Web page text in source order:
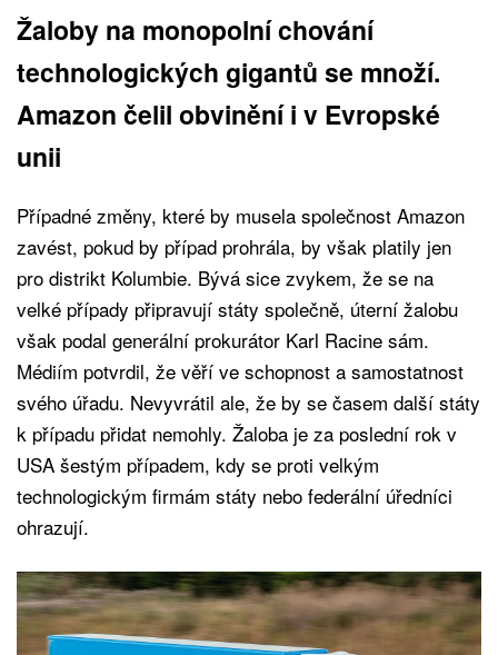
Žaloby na monopolní chování
technologických gigantů se množí.
Amazon čelil obvinění i v Evropské
unii
Případné změny, které by musela společnost Amazon
zavést, pokud by případ prohrála, by však platily jen
pro distrikt Kolumbie. Bývá sice zvykem, že se na
velké případy připravují státy společně, úterní žalobu
však podal generální prokurátor Karl Racine sám.
Médiím potvrdil, že věří ve schopnost a samostatnost
svého úřadu. Nevyvrátil ale, že by se časem další státy
k případu přidat nemohly. Žaloba je za poslední rok v
USA šestým případem, kdy se proti velkým
technologickým firmám státy nebo federální úředníci
ohrazují.